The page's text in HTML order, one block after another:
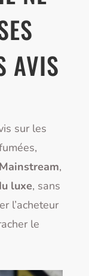
AVIS
sur les
Mainstream,
luxe, sans
l’acheteur
le